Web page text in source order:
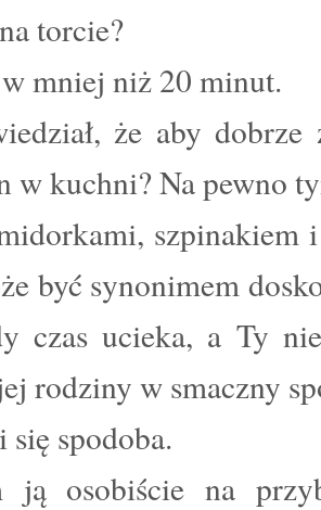
torcie?
mniej niż 20 minut.
że aby dobrze
w kuchni? Na pewno
szpinakiem
być synonimem
czas ucieka, a Ty
rodziny w smaczny
spodoba.
ją osobiście na